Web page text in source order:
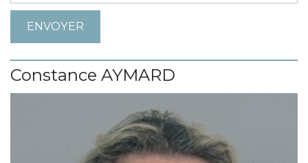
Constance AYMARD